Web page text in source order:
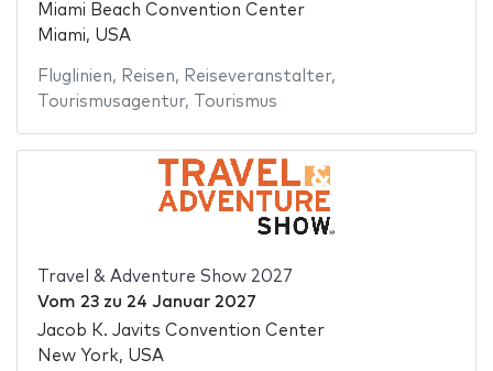
Miami Beach Convention Center
Miami, USA
Fluglinien, Reisen, Reiseveranstalter,
Tourismusagentur, Tourismus
Travel & Adventure Show 2027
Vom 23zu 24 Januar 2027
Jacob K. Javits Convention Center
New York, USA